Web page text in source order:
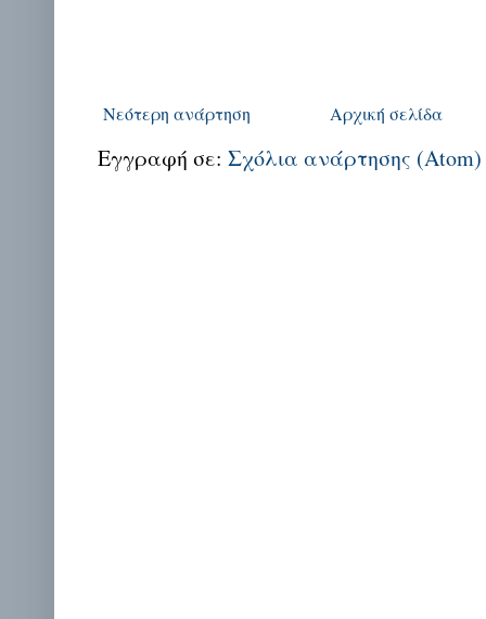
Νεότερη ανάρτηση Αρχική σελίδα
Εγγραφή σε: Σχόλια ανάρτησης (Atom)